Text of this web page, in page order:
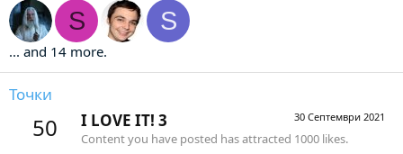
S
S
... and 14 more.
Точки
50 30 Септември 2021
I LOVE IT! 3
Content you have posted has attracted 1000 likes.